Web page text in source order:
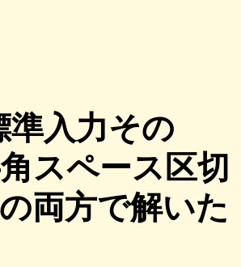
入力その
スペース区切
両方で解いた